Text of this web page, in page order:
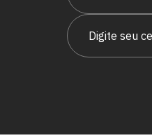
partir do 2º ano de curso